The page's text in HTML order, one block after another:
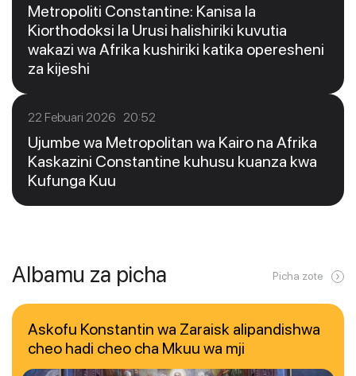
Metropoliti Constantine: Kanisa la
Kiorthodoksi la Urusi halishiriki kuvutia
wakazi wa Afrika kushiriki katika operesheni
za kijeshi
22 Febuari 2026 20:52
Ujumbe wa Metropolitan wa Kairo na Afrika
Kaskazini Constantine kuhusu kuanza kwa
Kufunga Kuu
Albamu za picha Picha zote
Askofu Konstantin wa Zaraisk alipandishwa
cheo hadi cheo cha Mkuu wa mji